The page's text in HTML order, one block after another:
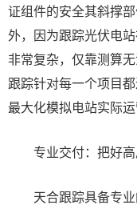
证组件的安全其斜撑
外，因为跟踪光伏电
非常复杂，仅靠测算
跟踪针对每一个项目
最大化模拟电站实际
专业交付：把好
天合跟踪具备专